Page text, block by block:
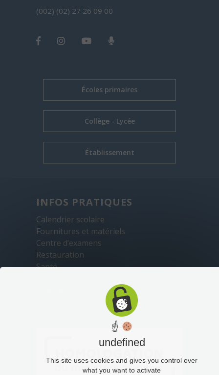
(002) (02) 27 26 09 00
Écoles primaires
Collège - Lycée
Établissement
INFOS PRATIQUES
Calendrier scolaire
Fournitures et matériels
Centre d’examens
Restauration
Santé
☝
undefined
This site uses cookies and gives you control over
what you want to activate